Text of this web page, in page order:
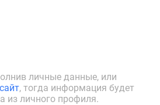
личные данные, или
, тогда информация будет
из личного профиля.